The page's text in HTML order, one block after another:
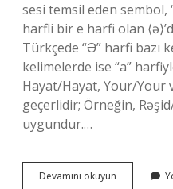
sesi temsil eden sembol,
harfli bir e harfi olan
Türkçede “Ə” harfi bazı
kelimelerde ise “a”
Hayat/Hayat, Your/Your
geçerlidir; Örneğin,
uygundur.…
Devamını okuyun